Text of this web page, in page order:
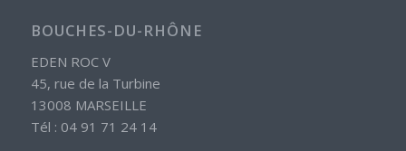
BOUCHES-DU-RHÔNE
EDEN ROC V
45, rue de la Turbine
13008 MARSEILLE
Tél : 04 91 71 24 14